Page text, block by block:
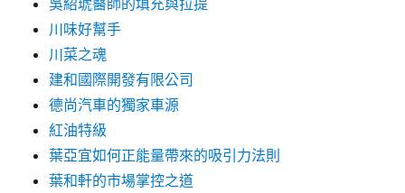
吳紹琥醫師的填充與拉提
川味好幫手
川菜之魂
建和國際開發有限公司
德尚汽車的獨家車源
紅油特級
葉亞宜如何正能量帶來的吸引力法則
葉和軒的市場掌控之道